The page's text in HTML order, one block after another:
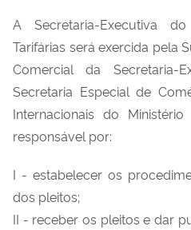
A Secretaria-Executiva
Tarifárias será exercida pela
Comercial da Secretaria-
Secretaria Especial de
Internacionais do
responsável por:
I - estabelecer os
dos pleitos;
II - receber os pleitos e dar